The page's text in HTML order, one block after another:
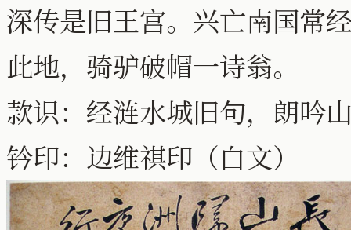
深传是旧王宫。兴亡南国常
此地，骑驴破帽一诗翁。
款识：经涟水城旧句，朗吟
钤印：边维祺印（白文）